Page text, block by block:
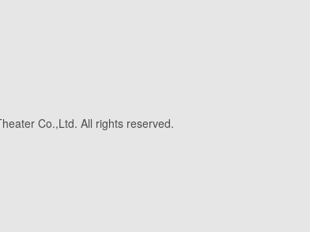
Co.,Ltd. All rights reserved.